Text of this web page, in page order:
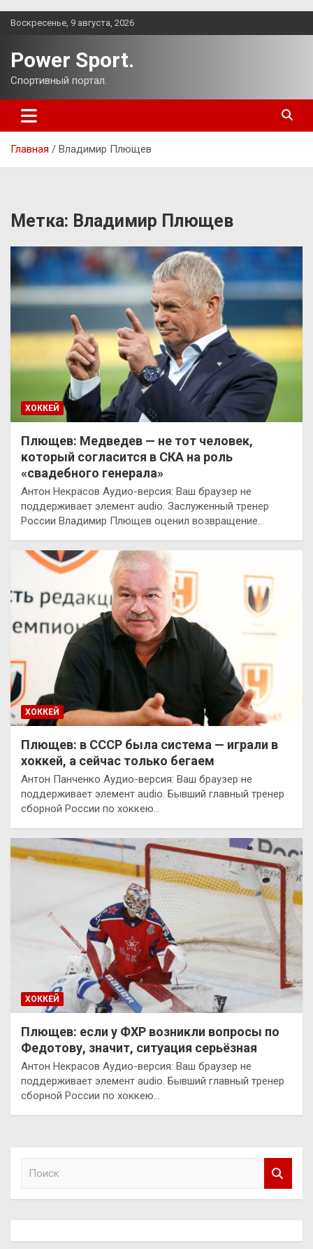
Перейти
Воскресенье, 9 августа, 2026
Power Sport.
Спортивный портал.
Главная Владимир Плющев
Метка: Владимир Плющев
ХОККЕЙ
Плющев: Медведев — не тот человек,
который согласится в СКА на роль
«свадебного генерала»
Антон Некрасов Аудио-версия: Ваш браузер не
поддерживает элемент audio. Заслуженный тренер
России Владимир Плющев оценил возвращение…
ХОККЕЙ
Плющев: в СССР была система — играли в
хоккей, а сейчас только бегаем
Антон Панченко Аудио-версия: Ваш браузер не
поддерживает элемент audio. Бывший главный тренер
сборной России по хоккею…
ХОККЕЙ
Плющев: если у ФХР возникли вопросы по
Федотову, значит, ситуация серьёзная
Антон Некрасов Аудио-версия: Ваш браузер не
поддерживает элемент audio. Бывший главный тренер
сборной России по хоккею…